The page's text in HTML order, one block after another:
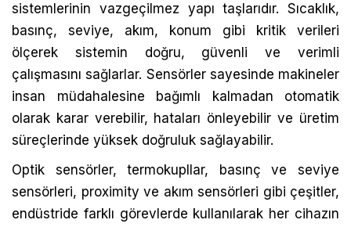
sistemlerinin vazgeçilmez yapı taşlarıdır. Sıcaklık,
basınç, seviye, akım, konum gibi kritik verileri
ölçerek sistemin doğru, güvenli ve verimli
çalışmasını sağlarlar. Sensörler sayesinde makineler
insan müdahalesine bağımlı kalmadan otomatik
olarak karar verebilir, hataları önleyebilir ve üretim
süreçlerinde yüksek doğruluk sağlayabilir.
Optik sensörler, termokupllar, basınç ve seviye
sensörleri, proximity ve akım sensörleri gibi çeşitler,
endüstride farklı görevlerde kullanılarak her cihazın